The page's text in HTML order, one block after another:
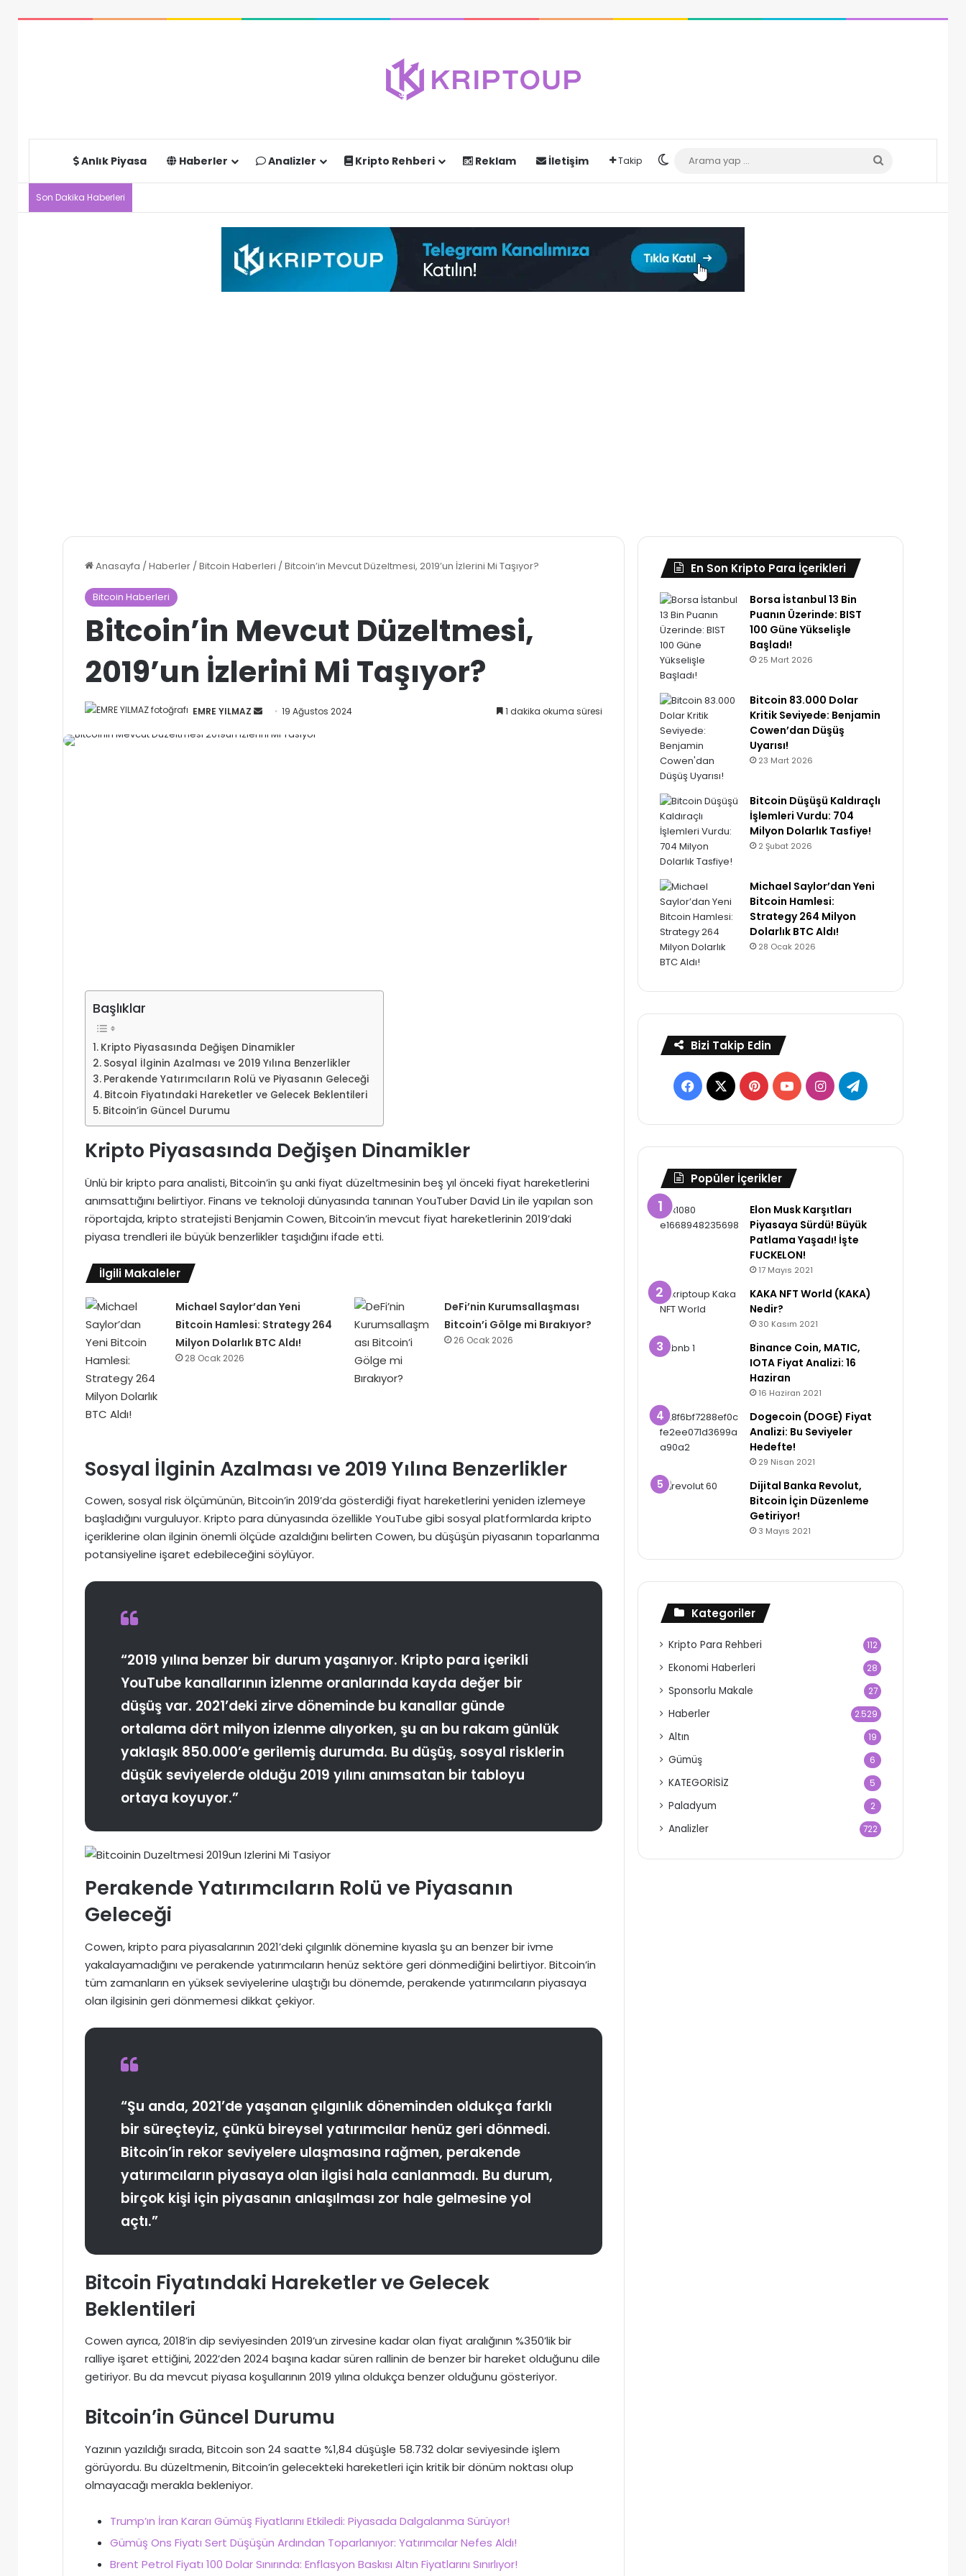
Anlık Piyasa Haberler Analizler Kripto Rehberi Reklam İletişim Takip Dış görünümü değiştir
Arama
yap
...
Son Dakika Haberleri
Anasayfa /Haberler /Bitcoin Haberleri /Bitcoin’in Mevcut Düzeltmesi, 2019’un İzlerini Mi Taşıyor?
Bitcoin Haberleri
Bitcoin’in Mevcut Düzeltmesi,
2019’un İzlerini Mi Taşıyor?
EMRE YILMAZ
Bir
19 Ağustos 2024 1 dakika okuma süresi
Başlıklar
Kripto Piyasasında Değişen Dinamikler
Sosyal İlginin Azalması ve 2019 Yılına Benzerlikler
Perakende Yatırımcıların Rolü ve Piyasanın Geleceği
Bitcoin Fiyatındaki Hareketler ve Gelecek Beklentileri
Bitcoin’in Güncel Durumu
Kripto Piyasasında Değişen Dinamikler
Ünlü bir kripto para analisti, Bitcoin’in şu anki fiyat düzeltmesinin beş yıl önceki fiyat hareketlerini
anımsattığını belirtiyor. Finans ve teknoloji dünyasında tanınan YouTuber David Lin ile yapılan son
röportajda, kripto stratejisti Benjamin Cowen, Bitcoin’in mevcut fiyat hareketlerinin 2019’daki
piyasa trendleri ile büyük benzerlikler taşıdığını ifade etti.
İlgili Makaleler
Michael Saylor’dan Yeni
Bitcoin Hamlesi: Strategy 264
Milyon Dolarlık BTC Aldı!
28 Ocak 2026
DeFi’nin Kurumsallaşması
Bitcoin’i Gölge mi Bırakıyor?
26 Ocak 2026
Sosyal İlginin Azalması ve 2019 Yılına Benzerlikler
Cowen, sosyal risk ölçümünün, Bitcoin’in 2019’da gösterdiği fiyat hareketlerini yeniden izlemeye
başladığını vurguluyor. Kripto para dünyasında özellikle YouTube gibi sosyal platformlarda kripto
içeriklerine olan ilginin önemli ölçüde azaldığını belirten Cowen, bu düşüşün piyasanın toparlanma
potansiyeline işaret edebileceğini söylüyor.
“2019 yılına benzer bir durum yaşanıyor. Kripto para içerikli
YouTube kanallarının izlenme oranlarında kayda değer bir
düşüş var. 2021’deki zirve döneminde bu kanallar günde
ortalama dört milyon izlenme alıyorken, şu an bu rakam günlük
yaklaşık 850.000’e gerilemiş durumda. Bu düşüş, sosyal risklerin
düşük seviyelerde olduğu 2019 yılını anımsatan bir tabloyu
ortaya koyuyor.”
Perakende Yatırımcıların Rolü ve Piyasanın
Geleceği
Cowen, kripto para piyasalarının 2021’deki çılgınlık dönemine kıyasla şu an benzer bir ivme
yakalayamadığını ve perakende yatırımcıların henüz sektöre geri dönmediğini belirtiyor. Bitcoin’in
tüm zamanların en yüksek seviyelerine ulaştığı bu dönemde, perakende yatırımcıların piyasaya
olan ilgisinin geri dönmemesi dikkat çekiyor.
“Şu anda, 2021’de yaşanan çılgınlık döneminden oldukça farklı
bir süreçteyiz, çünkü bireysel yatırımcılar henüz geri dönmedi.
Bitcoin’in rekor seviyelere ulaşmasına rağmen, perakende
yatırımcıların piyasaya olan ilgisi hala canlanmadı. Bu durum,
birçok kişi için piyasanın anlaşılması zor hale gelmesine yol
açtı.”
Bitcoin Fiyatındaki Hareketler ve Gelecek
Beklentileri
Cowen ayrıca, 2018’in dip seviyesinden 2019’un zirvesine kadar olan fiyat aralığının %350’lik bir
ralliye işaret ettiğini, 2022’den 2024 başına kadar süren rallinin de benzer bir hareket olduğunu dile
getiriyor. Bu da mevcut piyasa koşullarının 2019 yılına oldukça benzer olduğunu gösteriyor.
Bitcoin’in Güncel Durumu
Yazının yazıldığı sırada, Bitcoin son 24 saatte %1,84 düşüşle 58.732 dolar seviyesinde işlem
görüyordu. Bu düzeltmenin, Bitcoin’in gelecekteki hareketleri için kritik bir dönüm noktası olup
olmayacağı merakla bekleniyor.
Trump’ın İran Kararı Gümüş Fiyatlarını Etkiledi: Piyasada Dalgalanma Sürüyor!
Gümüş Ons Fiyatı Sert Düşüşün Ardından Toparlanıyor: Yatırımcılar Nefes Aldı!
Brent Petrol Fiyatı 100 Dolar Sınırında: Enflasyon Baskısı Altın Fiyatlarını Sınırlıyor!
En Son Kripto Para İçerikleri
Borsa İstanbul 13 Bin
Puanın Üzerinde: BIST
100 Güne Yükselişle
Başladı!
25 Mart 2026
Bitcoin 83.000 Dolar
Kritik Seviyede: Benjamin
Cowen’dan Düşüş
Uyarısı!
23 Mart 2026
Bitcoin Düşüşü Kaldıraçlı
İşlemleri Vurdu: 704
Milyon Dolarlık Tasfiye!
2 Şubat 2026
Michael Saylor’dan Yeni
Bitcoin Hamlesi:
Strategy 264 Milyon
Dolarlık BTC Aldı!
28 Ocak 2026
Bizi Takip Edin
Facebook
X PinterestYouTubeInstagramTelegram
Popüler İçerikler
Elon Musk Karşıtları
Piyasaya Sürdü! Büyük
Patlama Yaşadı! İşte
FUCKELON!
17 Mayıs 2021
KAKA NFT World (KAKA)
Nedir?
30 Kasım 2021
Binance Coin, MATIC,
IOTA Fiyat Analizi: 16
Haziran
16 Haziran 2021
Dogecoin (DOGE) Fiyat
Analizi: Bu Seviyeler
Hedefte!
29 Nisan 2021
Dijital Banka Revolut,
Bitcoin İçin Düzenleme
Getiriyor!
3 Mayıs 2021
Kategoriler
Kripto Para Rehberi 112
Ekonomi Haberleri 28
Sponsorlu Makale 27
Haberler 2.529
Altın 19
Gümüş 6
KATEGORİSİZ 5
Paladyum 2
Analizler 722